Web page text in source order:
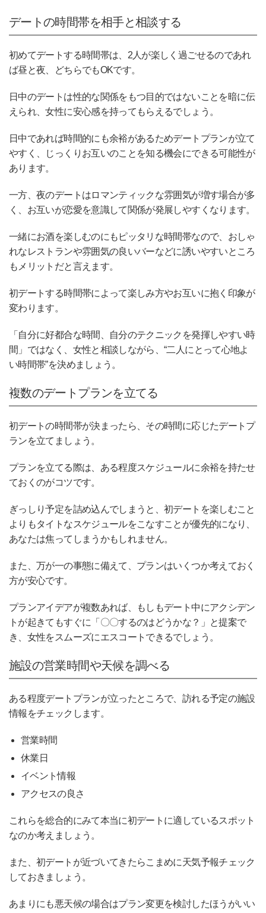
デートの時間帯を相手と相談する
初めてデートする時間帯は、2人が楽しく過ごせるのであれ
ば昼と夜、どちらでもOKです。
日中のデートは性的な関係をもつ目的ではないことを暗に伝
えられ、女性に安心感を持ってもらえるでしょう。
日中であれば時間的にも余裕があるためデートプランが立て
やすく、じっくりお互いのことを知る機会にできる可能性が
あります。
一方、夜のデートはロマンティックな雰囲気が増す場合が多
く、お互いが恋愛を意識して関係が発展しやすくなります。
一緒にお酒を楽しむのにもピッタリな時間帯なので、おしゃ
れなレストランや雰囲気の良いバーなどに誘いやすいところ
もメリットだと言えます。
初デートする時間帯によって楽しみ方やお互いに抱く印象が
変わります。
「自分に好都合な時間、自分のテクニックを発揮しやすい時
間」ではなく、女性と相談しながら、“二人にとって心地よ
い時間帯”を決めましょう。
複数のデートプランを立てる
初デートの時間帯が決まったら、その時間に応じたデートプ
ランを立てましょう。
プランを立てる際は、ある程度スケジュールに余裕を持たせ
ておくのがコツです。
ぎっしり予定を詰め込んでしまうと、初デートを楽しむこと
よりもタイトなスケジュールをこなすことが優先的になり、
あなたは焦ってしまうかもしれません。
また、万が一の事態に備えて、プランはいくつか考えておく
方が安心です。
プランアイデアが複数あれば、もしもデート中にアクシデン
トが起きてもすぐに「〇〇するのはどうかな？」と提案で
き、女性をスムーズにエスコートできるでしょう。
施設の営業時間や天候を調べる
ある程度デートプランが立ったところで、訪れる予定の施設
情報をチェックします。
営業時間
休業日
イベント情報
アクセスの良さ
これらを総合的にみて本当に初デートに適しているスポット
なのか考えましょう。
また、初デートが近づいてきたらこまめに天気予報チェック
しておきましょう。
あまりにも悪天候の場合はプラン変更を検討したほうがいい